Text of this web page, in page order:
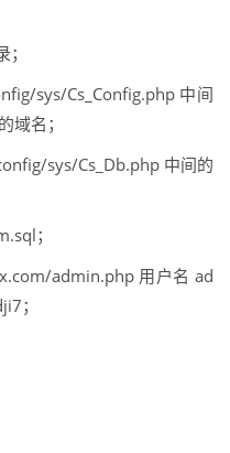
sys/Cs_Config.php 中间
名；
sys/Cs_Db.php 中间的
；
admin.php 用户名 ad
；